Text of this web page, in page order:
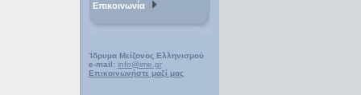
Επικοινωνία
Ίδρυμα Μείζονος Ελληνισμού
e-mail: info@ime.gr
Επικοινωνήστε μαζί μας